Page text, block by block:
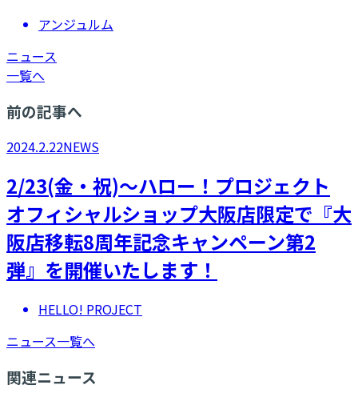
アンジュルム
ニュース
一覧へ
前の記事へ
2024.2.22NEWS
2/23(金・祝)～ハロー！プロジェクト
オフィシャルショップ大阪店限定で『大
阪店移転8周年記念キャンペーン第2
弾』を開催いたします！
HELLO! PROJECT
ニュース一覧へ
関連ニュース